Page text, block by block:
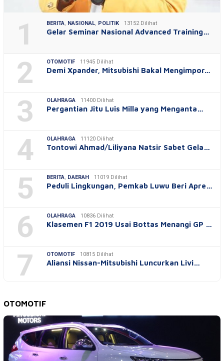
1 BERITA, NASIONAL, POLITIK 13152 Dilihat
Gelar Seminar Nasional Advanced Training…
2 OTOMOTIF 11945 Dilihat
Demi Xpander, Mitsubishi Bakal Mengimpor…
3 OLAHRAGA 11400 Dilihat
Pergantian Jitu Luis Milla yang Menganta…
4 OLAHRAGA 11120 Dilihat
Tontowi Ahmad/Liliyana Natsir Sabet Gela…
5 BERITA, DAERAH 11019 Dilihat
Peduli Lingkungan, Pemkab Luwu Beri Apre…
6 OLAHRAGA 10836 Dilihat
Klasemen F1 2019 Usai Bottas Menangi GP …
7 OTOMOTIF 10815 Dilihat
Aliansi Nissan-Mitsubishi Luncurkan Livi…
OTOMOTIF